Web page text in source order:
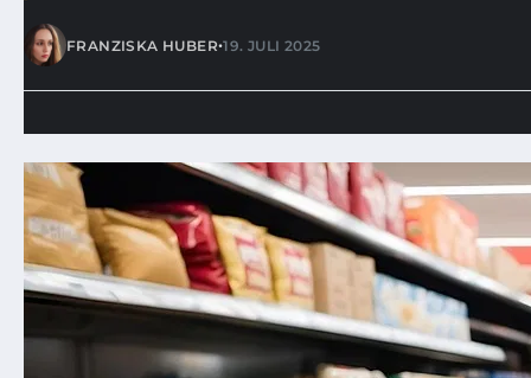
FRANZISKA HUBER•19. JULI 2025